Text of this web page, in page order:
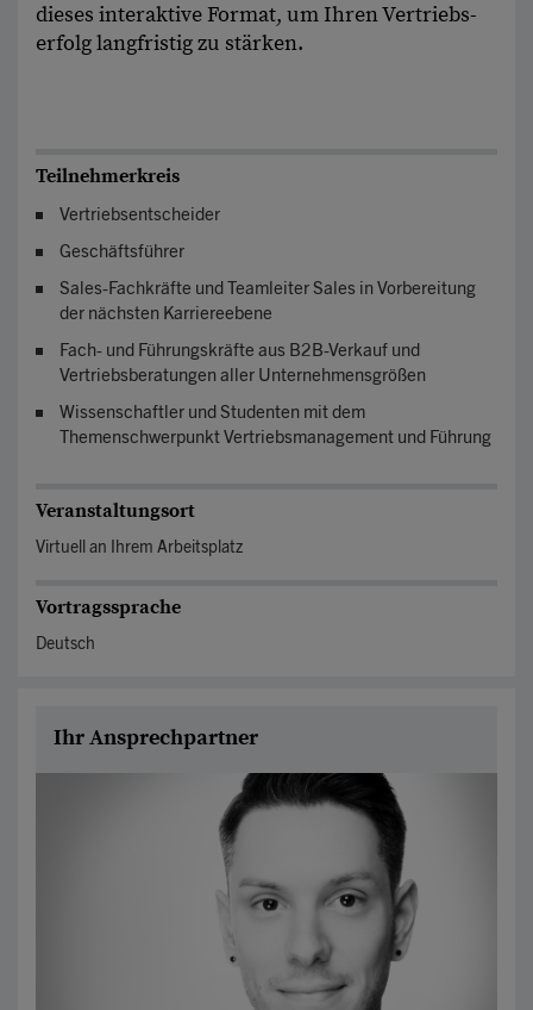
dieses inter­aktive Format, um Ihren Vertriebs­
erfolg lang­fristig zu stärken.
Teilnehmerkreis
Vertriebsentscheider
Geschäftsführer
Sales-Fachkräfte und Teamleiter Sales in Vorbereitung
der nächsten Karriereebene
Fach- und Führungskräfte aus B2B-Verkauf und
Vertriebsberatungen aller Unternehmensgrößen
Wissenschaftler und Studenten mit dem
Themenschwerpunkt Vertriebsmanagement und Führung
Veranstaltungsort
Virtuell an Ihrem Arbeitsplatz
Vortragssprache
Deutsch
Ihr Ansprechpartner